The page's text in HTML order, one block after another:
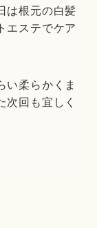
は根元の白髪
エステでケア
い柔らかくま
次回も宜しく